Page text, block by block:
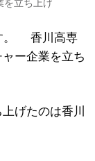
を立ち上げ
。 香川高専
ー企業を立ち
げたのは香川